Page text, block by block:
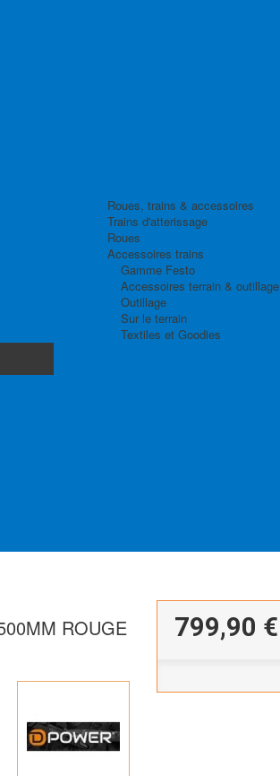
Roues, trains & accessoires
Trains d'atterissage
Roues
Accessoires trains
Gamme Festo
Accessoires terrain & outillage
Outillage
Sur le terrain
Textiles et Goodies
ROUGE 799,90 €